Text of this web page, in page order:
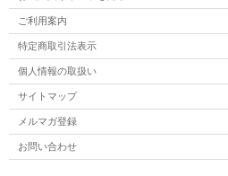
ご利用案内
特定商取引法表示
個人情報の取扱い
サイトマップ
メルマガ登録
お問い合わせ